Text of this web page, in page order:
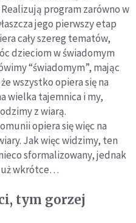
program zarówno w
jego pierwszy etap
cały szereg tematów,
dzieciom w świadomym
“świadomym”, mając
wszystko opiera się na
wielka tajemnica i my,
z wiarą.
opiera się więc na
Jak więc widzimy, ten
sformalizowany, jednak
już wkrótce…
tym gorzej